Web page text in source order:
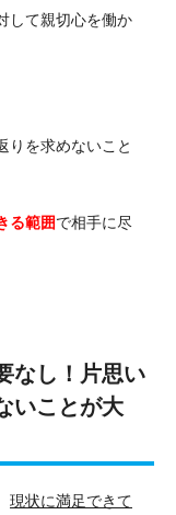
して親切心を働か
りを求めないこと
る範囲で相手に尽
なし！片思い
いことが大
現状に満足できて